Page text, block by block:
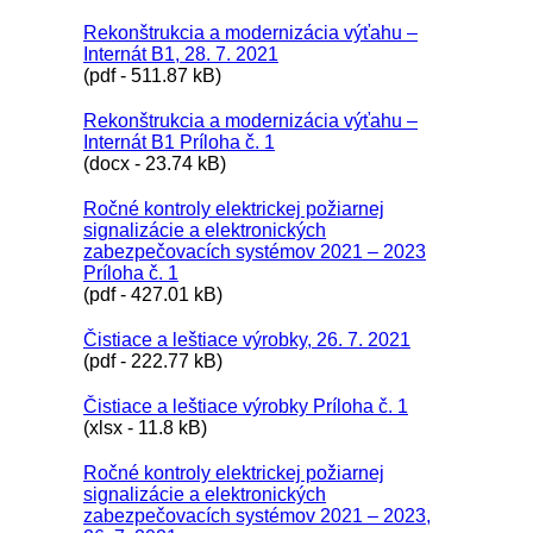
Rekonštrukcia a modernizácia výťahu –
Internát B1, 28. 7. 2021
(pdf - 511.87 kB)
Rekonštrukcia a modernizácia výťahu –
Internát B1 Príloha č. 1
(docx - 23.74 kB)
Ročné kontroly elektrickej požiarnej
signalizácie a elektronických
zabezpečovacích systémov 2021 – 2023
Príloha č. 1
(pdf - 427.01 kB)
Čistiace a leštiace výrobky, 26. 7. 2021
(pdf - 222.77 kB)
Čistiace a leštiace výrobky Príloha č. 1
(xlsx - 11.8 kB)
Ročné kontroly elektrickej požiarnej
signalizácie a elektronických
zabezpečovacích systémov 2021 – 2023,